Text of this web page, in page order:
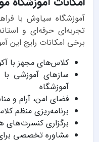
آموزشگاه سیاوش با
تجربه‌ای حرفه‌ای و
برخی امکانات رایج این
کلاس‌های مجهز با
سازهای آموزشی
آموزشگاه
فضای امن، آرام و
برنامه‌ریزی منظم
برگزاری کنسرت‌های
مشاوره تخصصی